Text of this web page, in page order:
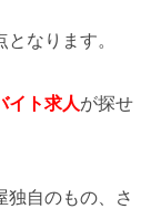
なります。
イト求人が探せ
独自のもの、さ